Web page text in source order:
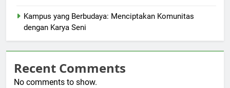
Kampus yang Berbudaya: Menciptakan Komunitas
dengan Karya Seni
Recent Comments
No comments to show.